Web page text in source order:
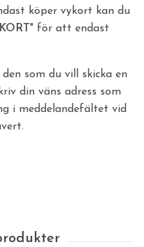
köper vykort kan du
" för att endast
som du vill skicka en
din väns adress som
i meddelandefältet vid